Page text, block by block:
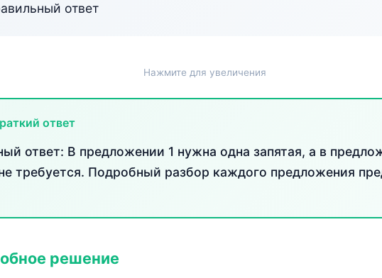
ответ
Нажмите для увеличения
ответ
ответ: В предложении 1 нужна одна запятая, а в
требуется. Подробный разбор каждого предложения
решение